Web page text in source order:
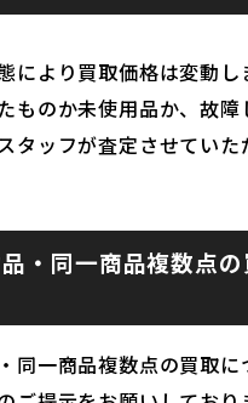
により買取価格は変動し
ものか未使用品か、故障
タッフが査定させていた
・同一商品複数点
同一商品複数点の買取に